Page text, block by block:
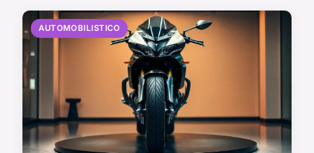
AUTOMOBILISTICO